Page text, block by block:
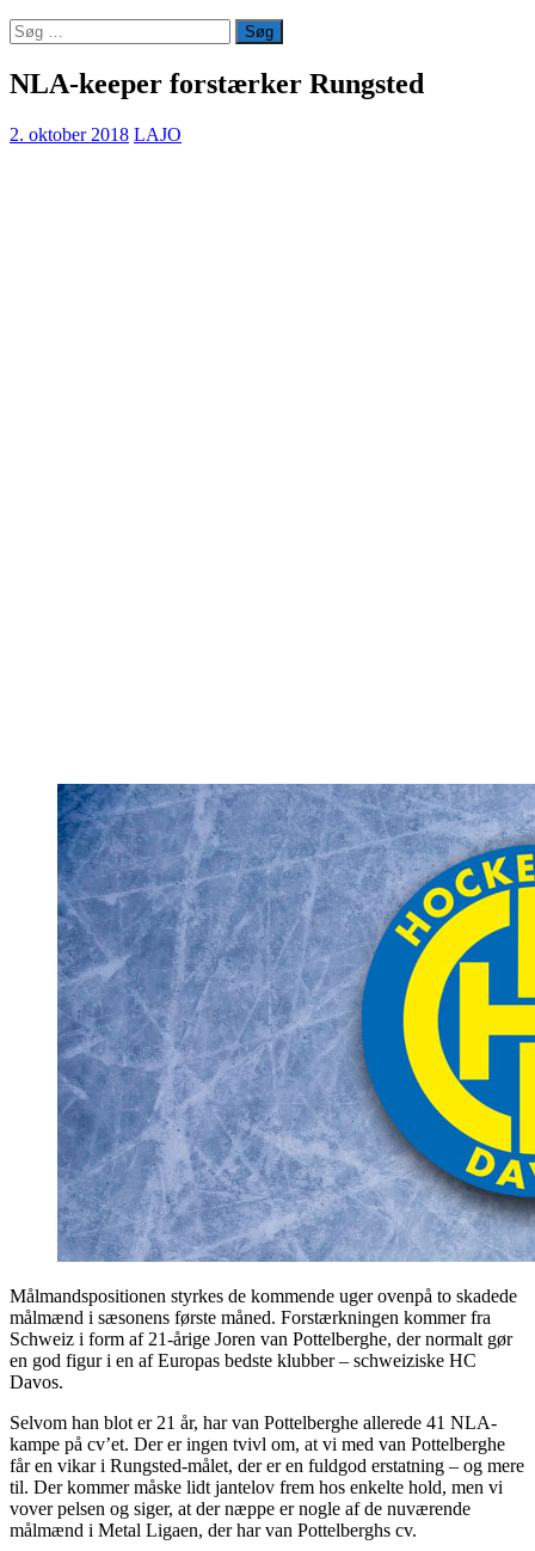
Søg
efter:
NLA-keeper forstærker Rungsted
2. oktober 2018 LAJO
Målmandspositionen styrkes de kommende uger ovenpå to skadede
målmænd i sæsonens første måned. Forstærkningen kommer fra
Schweiz i form af 21-årige Joren van Pottelberghe, der normalt gør
en god figur i en af Europas bedste klubber – schweiziske HC
Davos.
Selvom han blot er 21 år, har van Pottelberghe allerede 41 NLA-
kampe på cv’et. Der er ingen tvivl om, at vi med van Pottelberghe
får en vikar i Rungsted-målet, der er en fuldgod erstatning – og mere
til. Der kommer måske lidt jantelov frem hos enkelte hold, men vi
vover pelsen og siger, at der næppe er nogle af de nuværende
målmænd i Metal Ligaen, der har van Pottelberghs cv.